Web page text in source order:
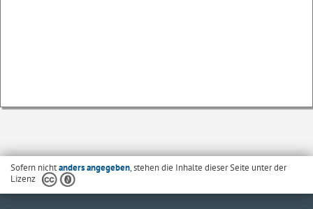
Sofern nichtanders angegeben, stehen die Inhalte dieser Seite unter der
Lizenz